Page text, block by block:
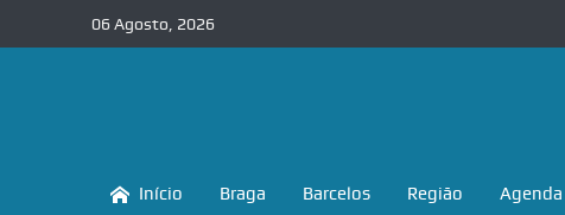
06 Agosto, 2026
Início Braga Barcelos Região Agenda